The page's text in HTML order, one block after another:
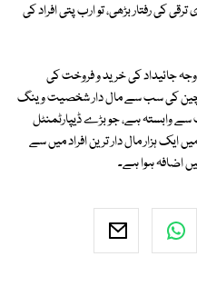
کی رفتار بڑھی، تو ارب پتی افراد کی
جائیداد کی خرید و فروخت کی
کی سب سے مال دار شخصیت وینگ
سے وابستہ ہے، جو بڑے ڈیپارٹمنٹل
ایک ہزار مال دار ترین افراد میں سے
اضافہ ہوا ہے۔